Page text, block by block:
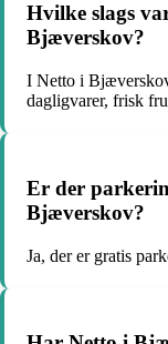
Hvilke slags
Bjæverskov?
I Netto i
dagligvarer, frisk
Er der
Bjæverskov?
Ja, der er gratis